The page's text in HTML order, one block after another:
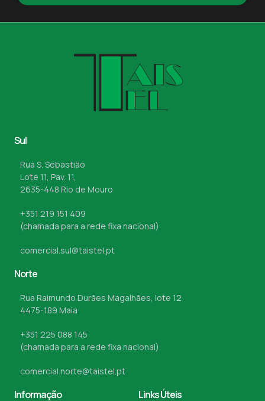
Sul
Rua S. Sebastião
Lote 11, Pav. 11,
2635-448 Rio de Mouro
+351 219 151 409
(chamada para a rede fixa nacional)
comercial.sul@taistel.pt
Norte
Rua Raimundo Durães Magalhães, lote 12
4475-189 Maia
+351 225 088 145
(chamada para a rede fixa nacional)
comercial.norte@taistel.pt
Informação Links Úteis